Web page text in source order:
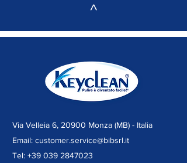
^
Via Velleia 6, 20900 Monza (MB) - Italia
Email: customer.service@bibsrl.it
Tel: +39 039 2847023